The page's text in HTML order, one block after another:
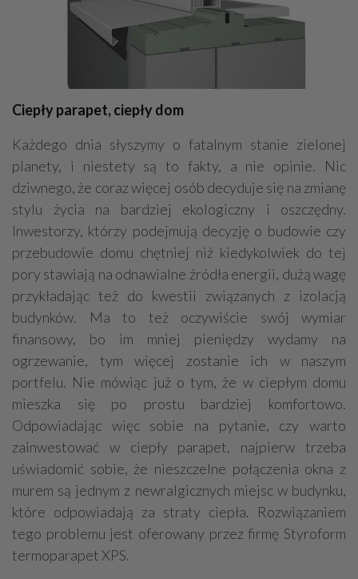
Ciepły parapet, ciepły dom
Każdego dnia słyszymy o fatalnym stanie zielonej
planety, i niestety są to fakty, a nie opinie. Nic
dziwnego, że coraz więcej osób decyduje się na zmianę
stylu życia na bardziej ekologiczny i oszczędny.
Inwestorzy, którzy podejmują decyzję o budowie czy
przebudowie domu chętniej niż kiedykolwiek do tej
pory stawiają na odnawialne źródła energii, dużą wagę
przykładając też do kwestii związanych z izolacją
budynków. Ma to też oczywiście swój wymiar
finansowy, bo im mniej pieniędzy wydamy na
ogrzewanie, tym więcej zostanie ich w naszym
portfelu. Nie mówiąc już o tym, że w ciepłym domu
mieszka się po prostu bardziej komfortowo.
Odpowiadając więc sobie na pytanie, czy warto
zainwestować w ciepły parapet, najpierw trzeba
uświadomić sobie, że nieszczelne połączenia okna z
murem są jednym z newralgicznych miejsc w budynku,
które odpowiadają za straty ciepła. Rozwiązaniem
tego problemu jest oferowany przez firmę Styroform
termoparapet XPS.